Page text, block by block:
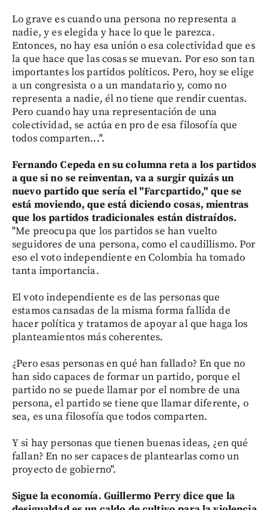
Lo grave es cuando una persona no representa a
nadie, y es elegida y hace lo que le parezca.
Entonces, no hay esa unión o esa colectividad que es
la que hace que las cosas se muevan. Por eso son tan
importantes los partidos políticos. Pero, hoy se elige
a un congresista o a un mandatario y, como no
representa a nadie, él no tiene que rendir cuentas.
Pero cuando hay una representación de una
colectividad, se actúa en pro de esa filosofía que
todos comparten...".
Fernando Cepeda en su columna reta a los partidos
a que si no se reinventan, va a surgir quizás un
nuevo partido que sería el "Farcpartido," que se
está moviendo, que está diciendo cosas, mientras
que los partidos tradicionales están distraídos.
"Me preocupa que los partidos se han vuelto
seguidores de una persona, como el caudillismo. Por
eso el voto independiente en Colombia ha tomado
tanta importancia.
El voto independiente es de las personas que
estamos cansadas de la misma forma fallida de
hacer política y tratamos de apoyar al que haga los
planteamientos más coherentes.
¿Pero esas personas en qué han fallado? En que no
han sido capaces de formar un partido, porque el
partido no se puede llamar por el nombre de una
persona, el partido se tiene que llamar diferente, o
sea, es una filosofía que todos comparten.
Y si hay personas que tienen buenas ideas, ¿en qué
fallan? En no ser capaces de plantearlas como un
proyecto de gobierno".
Sigue la economía. Guillermo Perry dice que la